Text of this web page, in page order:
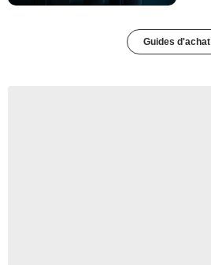
Guides d'achat